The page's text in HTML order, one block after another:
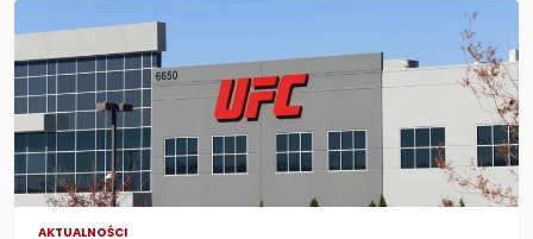
AKTUALNOŚCI